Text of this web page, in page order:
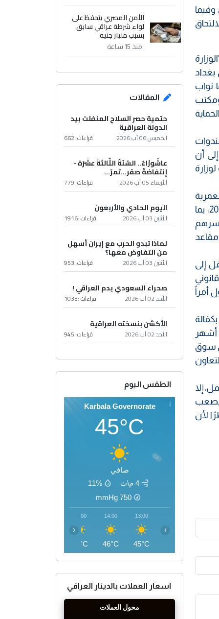
بغداد
نواب
الندوات
أن
والحالة الاجتماعية، فإذا كان المتسول رب أسرة، يمكن شموله بقانون الحماية الاجتماعية رقم 11 لسنة 2014، بما
أسرهم
مقاعد
ساهمت في إعادة نحو 123 ألف طفل إلى
أمراً
بكفالة
ثلاثة أشهر
سوق
إلا
يصعب
لأن
الأمن المصري يتحفظ على
لواء شرطة عراقي سابق
بسبب مليار جنيه
منذ 15 ساعة
المقالات
حتمية حصر السلاح المنفلت بيد
الدولة العراقية
الخميس 06 آب 2026 قراءات :662
عاشُورْاءُ.. السّنَةُ الثّالثةَ عشَرَة -
إِنتفاضةُ صفَر…تمرّ...
الأربعاء 05 آب 2026 قراءات :779
اليوم الحادي والأربعون
الأثنين 03 آب 2026 قراءات :1916
لماذا تبدو الحرب مع إيران أسهل
من التفاوض معها؟
الأثنين 03 آب 2026 قراءات :953
صحراء السعودي بدم العراقي !
الأحد 02 آب 2026 قراءات :1033
الأكشن بنسخته العراقية
الأحد 02 آب 2026 قراءات :945
الطقس اليوم
Karbala Governorate
45°C
صافي
4 م\ث
11%
750
mmHg
13:00
45°C
14:00
46°C
15:00
46°C
‹ ›
اسعار العملات بالدينار العراقي